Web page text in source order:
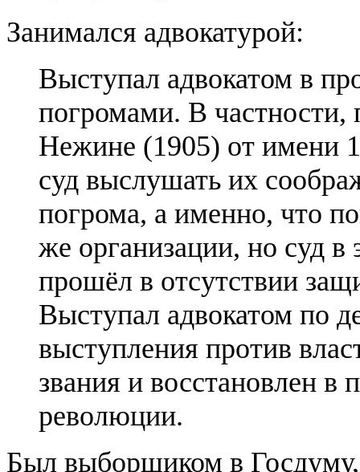
Занимался адвокатурой:
Выступал адвокатом в
погромами. В частности,
Нежине (1905) от имени
суд выслушать их
погрома, а именно, что
же организации, но суд в
прошёл в отсутствии
Выступал адвокатом по
выступления против
звания и восстановлен в
революции.
Был выборщиком в